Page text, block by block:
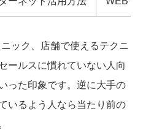
ック、店舗で使えるテクニ
ールスに慣れていない人向
った印象です。逆に大手の
いるよう人なら当たり前の